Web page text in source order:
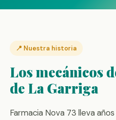
📍 Nuestra historia
Los mecánicos
de La Garriga
Farmacia Nova 73 lleva